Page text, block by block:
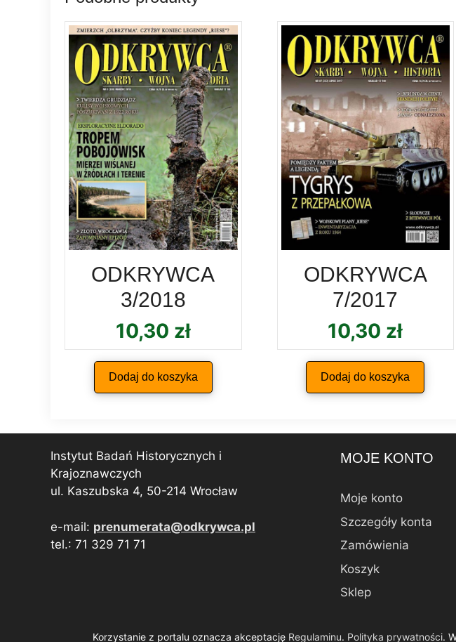
ODKRYWCA
3/2018
10,30 zł
Dodaj do koszyka
ODKRYWCA
7/2017
10,30 zł
Dodaj do koszyka
Instytut Badań Historycznych i
Krajoznawczych
ul. Kaszubska 4, 50-214 Wrocław
e-mail: prenumerata@odkrywca.pl
tel.: 71 329 71 71
MOJE KONTO
Moje konto
Szczegóły konta
Zamówienia
Koszyk
Sklep
Korzystanie z portalu oznacza akceptację Regulaminu. Polityka prywatności.